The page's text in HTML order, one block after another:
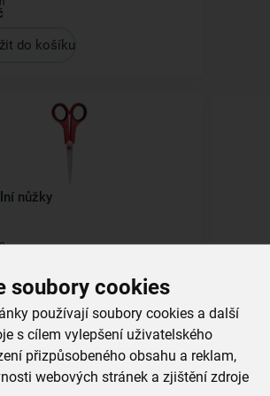
soubory cookies
používají soubory cookies a další
s cílem vylepšení uživatelského
přizpůsobeného obsahu a reklam,
webových stránek a zjištění zdroje
do košíku
nůžky
do košíku